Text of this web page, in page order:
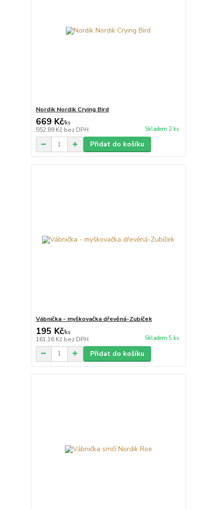
Nordik Nordik Crying Bird
669 Kč/ks
552,89 Kč bez DPH Skladem 2 ks
Přidat do košíku
Vábnička - myškovačka dřevěná-Zubíček
195 Kč/ks
161,16 Kč bez DPH Skladem 5 ks
Přidat do košíku